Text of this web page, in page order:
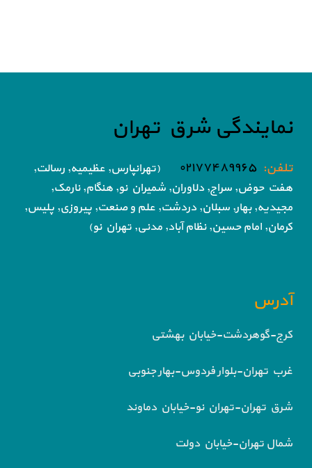
نمایندگی شرق تهران
تلفن: ۰۲۱۷۷۴۸۹۹۶۵
(تهرانپارس, عظیمیه, رسالت,
هفت حوض, سراج, دلاوران, شمیران نو, هنگام, نارمک,
مجیدیه, بهار, سبلان, دردشت, علم و صنعت, پیروزی, پلیس,
کرمان, امام حسین, نظام آباد, مدنی, تهران نو)
آدرس
کرج-گوهردشت-خیابان بهشتی
غرب تهران-بلوار فردوس-بهار جنوبی
شرق تهران-تهران نو-خیابان دماوند
شمال تهران-خیابان دولت